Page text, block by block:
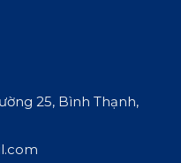
25, Bình Thạnh,